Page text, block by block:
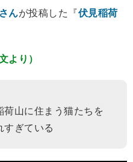
んが投稿した『伏見稲荷
より）
山に住まう猫たちを
すぎている